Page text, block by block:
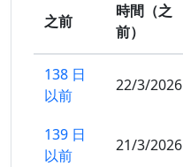
之前
時間（之
前）
138 日
以前
22/3/2026
139 日
以前
21/3/2026